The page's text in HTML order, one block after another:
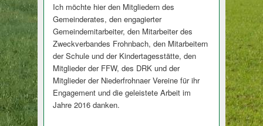
Ich möchte hier den Mitgliedern des
Gemeinderates, den engagierter
Gemeindemitar­beiter, den Mitarbeiter des
Zweckverbandes Frohnbach, den Mitarbeitern
der Schule und der Kindertagesstätte, den
Mitglieder der FFW, des DRK und der
Mitglieder der Niederfrohnaer Vereine für ihr
Engagement und die geleistete Arbeit im
Jahre 2016 danken.